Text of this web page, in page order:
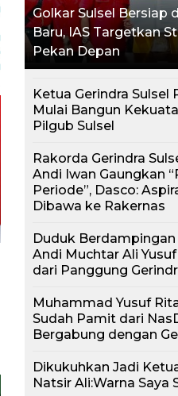
Golkar Sulsel Bersiap
Baru, IAS Targetkan
Pekan Depan
Ketua Gerindra Sulsel
Mulai Bangun
Pilgub Sulsel
Rakorda Gerindra
Andi Iwan Gaungkan
Periode”, Dasco:
Dibawa ke Rakernas
Duduk
Andi Muchtar Ali
dari Panggung
Muhammad Yusuf
Sudah Pamit dari
Bergabung dengan
Dikukuhkan Jadi
Natsir Ali:Warna Saya